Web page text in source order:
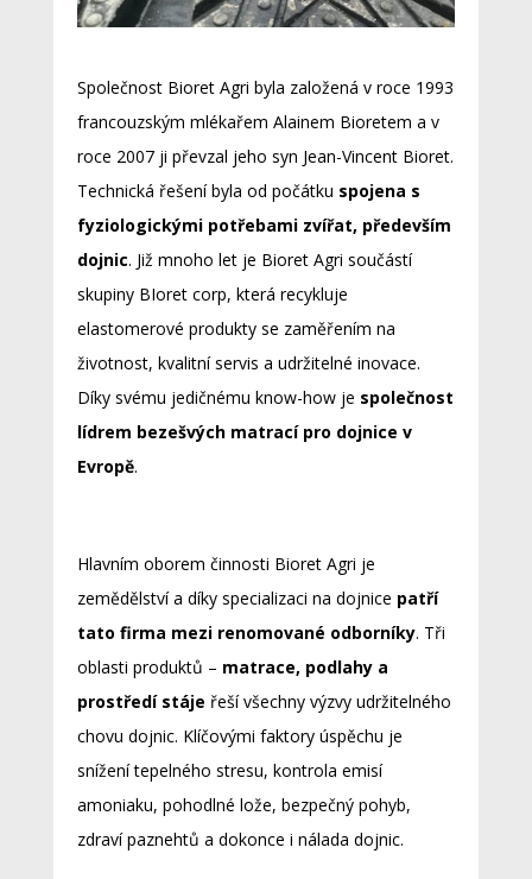
Společnost Bioret Agri byla založená v roce 1993
francouzským mlékařem Alainem Bioretem a v
roce 2007 ji převzal jeho syn Jean-Vincent Bioret.
Technická řešení byla od počátku spojena s
fyziologickými potřebami zvířat, především
dojnic. Již mnoho let je Bioret Agri součástí
skupiny BIoret corp, která recykluje
elastomerové produkty se zaměřením na
životnost, kvalitní servis a udržitelné inovace.
Díky svému jedičnému know-how je společnost
lídrem bezešvých matrací pro dojnice v
Evropě.
Hlavním oborem činnosti Bioret Agri je
zemědělství a díky specializaci na dojnice patří
tato firma mezi renomované odborníky. Tři
oblasti produktů – matrace, podlahy a
prostředí stáje řeší všechny výzvy udržitelného
chovu dojnic. Klíčovými faktory úspěchu je
snížení tepelného stresu, kontrola emisí
amoniaku, pohodlné lože, bezpečný pohyb,
zdraví paznehtů a dokonce i nálada dojnic.